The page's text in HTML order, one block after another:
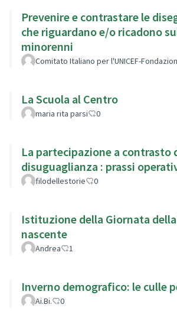
Prevenire e contrastare le
che riguardano e/o ricadono
minorenni
Comitato Italiano per l'UNICEF-
La Scuola al Centro
maria rita parsi 0
La partecipazione a contrasto
disuguaglianza : prassi
filodellestorie 0
Istituzione della Giornata
nascente
Andrea 1
Inverno demografico: le culle
Ai.Bi. 0